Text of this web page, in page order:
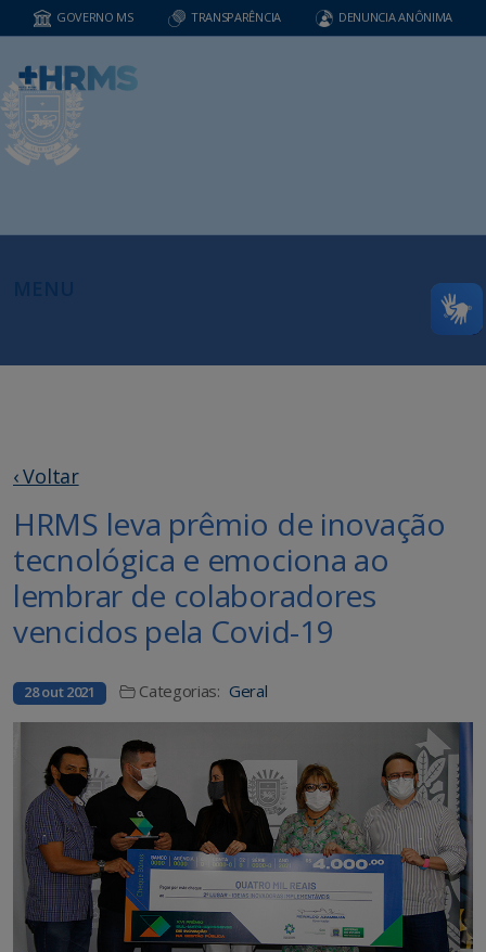
GOVERNO MS TRANSPARÊNCIA DENUNCIA ANÔNIMA
‹ Voltar
HRMS leva prêmio de inovação
tecnológica e emociona ao
lembrar de colaboradores
vencidos pela Covid-19
28 out 2021 Categorias: Geral